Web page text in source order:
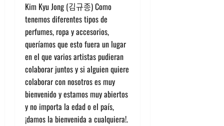
Kim Kyu Jong (김규종) Como
tenemos diferentes tipos de
perfumes, ropa y accesorios,
queríamos que esto fuera un lugar
en el que varios artistas pudieran
colaborar juntos y si alguien quiere
colaborar con nosotros es muy
bienvenido y estamos muy abiertos
y no importa la edad o el país,
¡damos la bienvenida a cualquiera!.